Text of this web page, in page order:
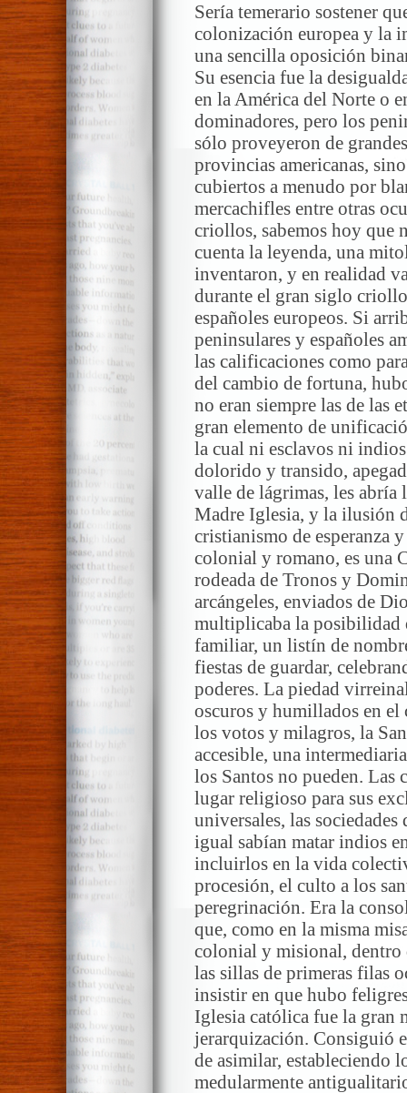
Sería temerario sostener
colonización europea y la
una sencilla oposición
Su esencia fue la
en la América del Norte o
dominadores, pero los
sólo proveyeron de
provincias americanas,
cubiertos a menudo por
mercachifles entre otras
criollos, sabemos hoy que
cuenta la leyenda, una
inventaron, y en realidad
durante el gran siglo
españoles europeos. Si
peninsulares y españoles
las calificaciones como
del cambio de fortuna,
no eran siempre las de las
gran elemento de
la cual ni esclavos ni
dolorido y transido,
valle de lágrimas, les abría
Madre Iglesia, y la ilusión
cristianismo de esperanza
colonial y romano, es una
rodeada de Tronos y
arcángeles, enviados de
multiplicaba la posibilidad
familiar, un listín de
fiestas de guardar,
poderes. La piedad
oscuros y humillados en el
los votos y milagros, la
accesible, una
los Santos no pueden. Las
lugar religioso para sus
universales, las
igual sabían matar indios
incluirlos en la vida
procesión, el culto a los
peregrinación. Era la
que, como en la misma
colonial y misional, dentro
las sillas de primeras filas
insistir en que hubo
Iglesia católica fue la gran
jerarquización. Consiguió
de asimilar, estableciendo
medularmente